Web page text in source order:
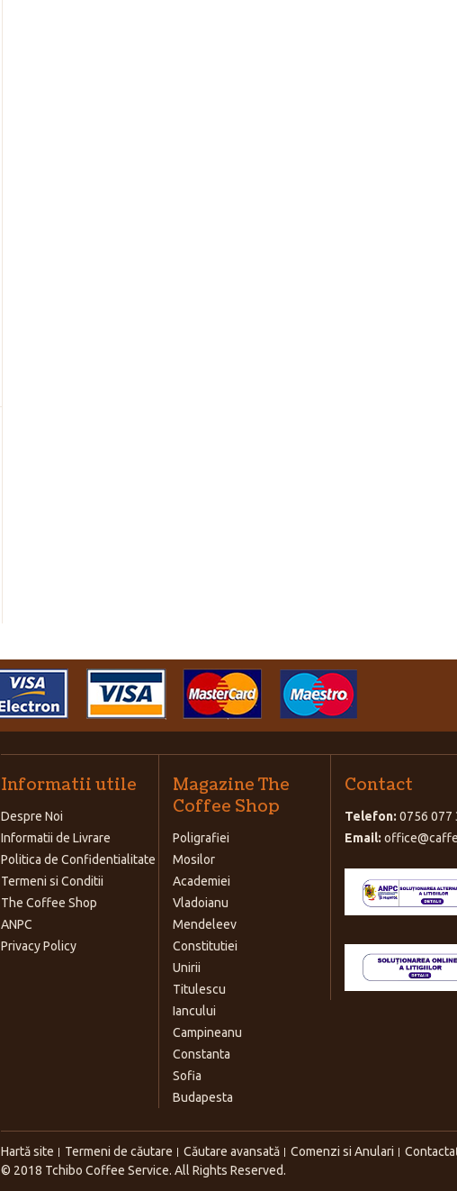
Informatii utile
Despre Noi
Informatii de Livrare
Politica de Confidentialitate
Termeni si Conditii
The Coffee Shop
ANPC
Privacy Policy
Magazine The
Coffee Shop
Poligrafiei
Mosilor
Academiei
Vladoianu
Mendeleev
Constitutiei
Unirii
Titulescu
Iancului
Campineanu
Constanta
Sofia
Budapesta
Contact
Telefon: 0756 077
Email:
Hartă site Termeni de căutare Căutare avansată Comenzi si Anulari
© 2018 Tchibo Coffee Service. All Rights Reserved.